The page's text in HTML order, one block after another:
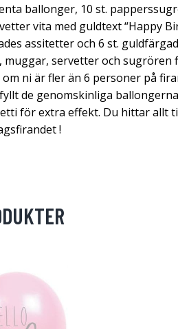
ballonger, 10 st.
vita med guldtext “Happy
assitetter och 6 st.
muggar, servetter och sugrören
ni är fler än 6 personer på
de genomskinliga
för extra effekt. Du hittar allt
!